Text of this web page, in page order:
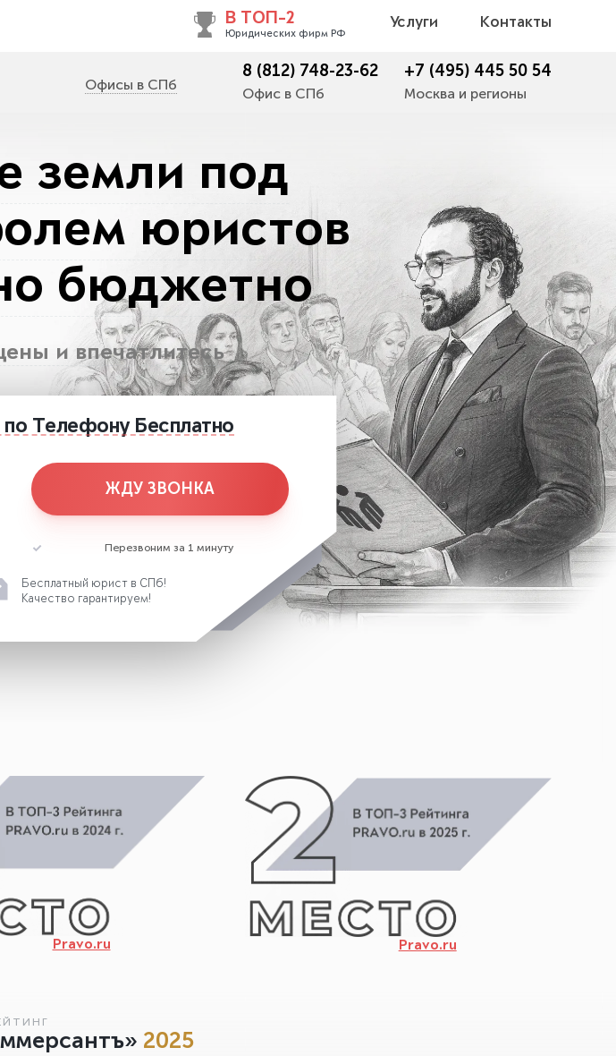
Услуги Контакты
В ТОП-2
Юридических фирм РФ
Офисы в СПб
8 (812) 748-23-62
Офис в СПб
+7 (495) 445 50 54
Москва и регионы
земли под
юристов
бюджетно
и впечатлитесь
по Телефону Бесплатно
ЖДУ ЗВОНКА
Перезвоним за 1 минуту
Бесплатный юрист в СПб!
Качество гарантируем!
Pravo.ru Pravo.ru
2025